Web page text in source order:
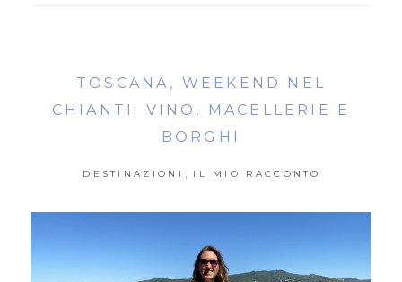
TOSCANA, WEEKEND NEL
CHIANTI: VINO, MACELLERIE E
BORGHI
DESTINAZIONI , IL MIO RACCONTO